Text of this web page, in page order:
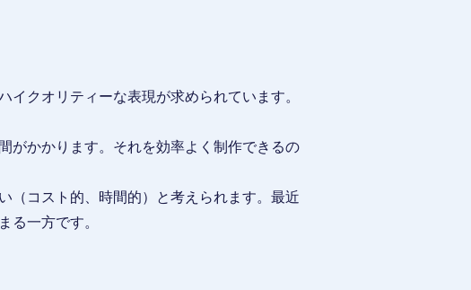
クオリティーな表現が求められています。
がかかります。それを効率よく制作できるの
（コスト的、時間的）と考えられます。最近
る一方です。